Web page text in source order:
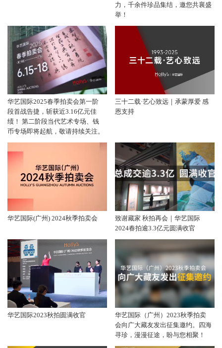
力，千余件珍品集结，邀您共襄盛
举！
华艺国际2025春季拍卖会第一阶
段首战告捷，斩获近3.16亿元佳
绩！ 第二阶段当代艺术专场、钱
币专场即将起航，敬请持续关注。
三十二载·艺心致远｜承蒙厚爱 感
恩支持
华艺国际(广州) 2024秋季拍卖会
致谢藏家 秋拍再会｜华艺国际
2024春拍逾3.3亿元圆满收官
华艺国际2023秋拍圆满收官
华艺国际（广州）2023秋季拍卖
会向广大藏友发出征集邀约。四海
寻珍，漫漫征途，盼与您相聚！